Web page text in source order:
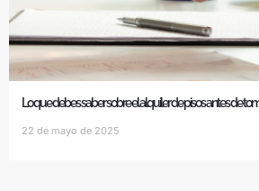
Lo que debes saber sobre el alquiler de pisos antes de
22 de mayo de 2025